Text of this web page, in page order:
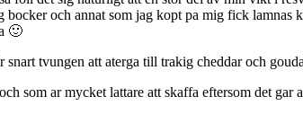
bocker och annat som jag kopt pa mig fick
🙂
tvungen att aterga till trakig cheddar och
som ar mycket lattare att skaffa eftersom det